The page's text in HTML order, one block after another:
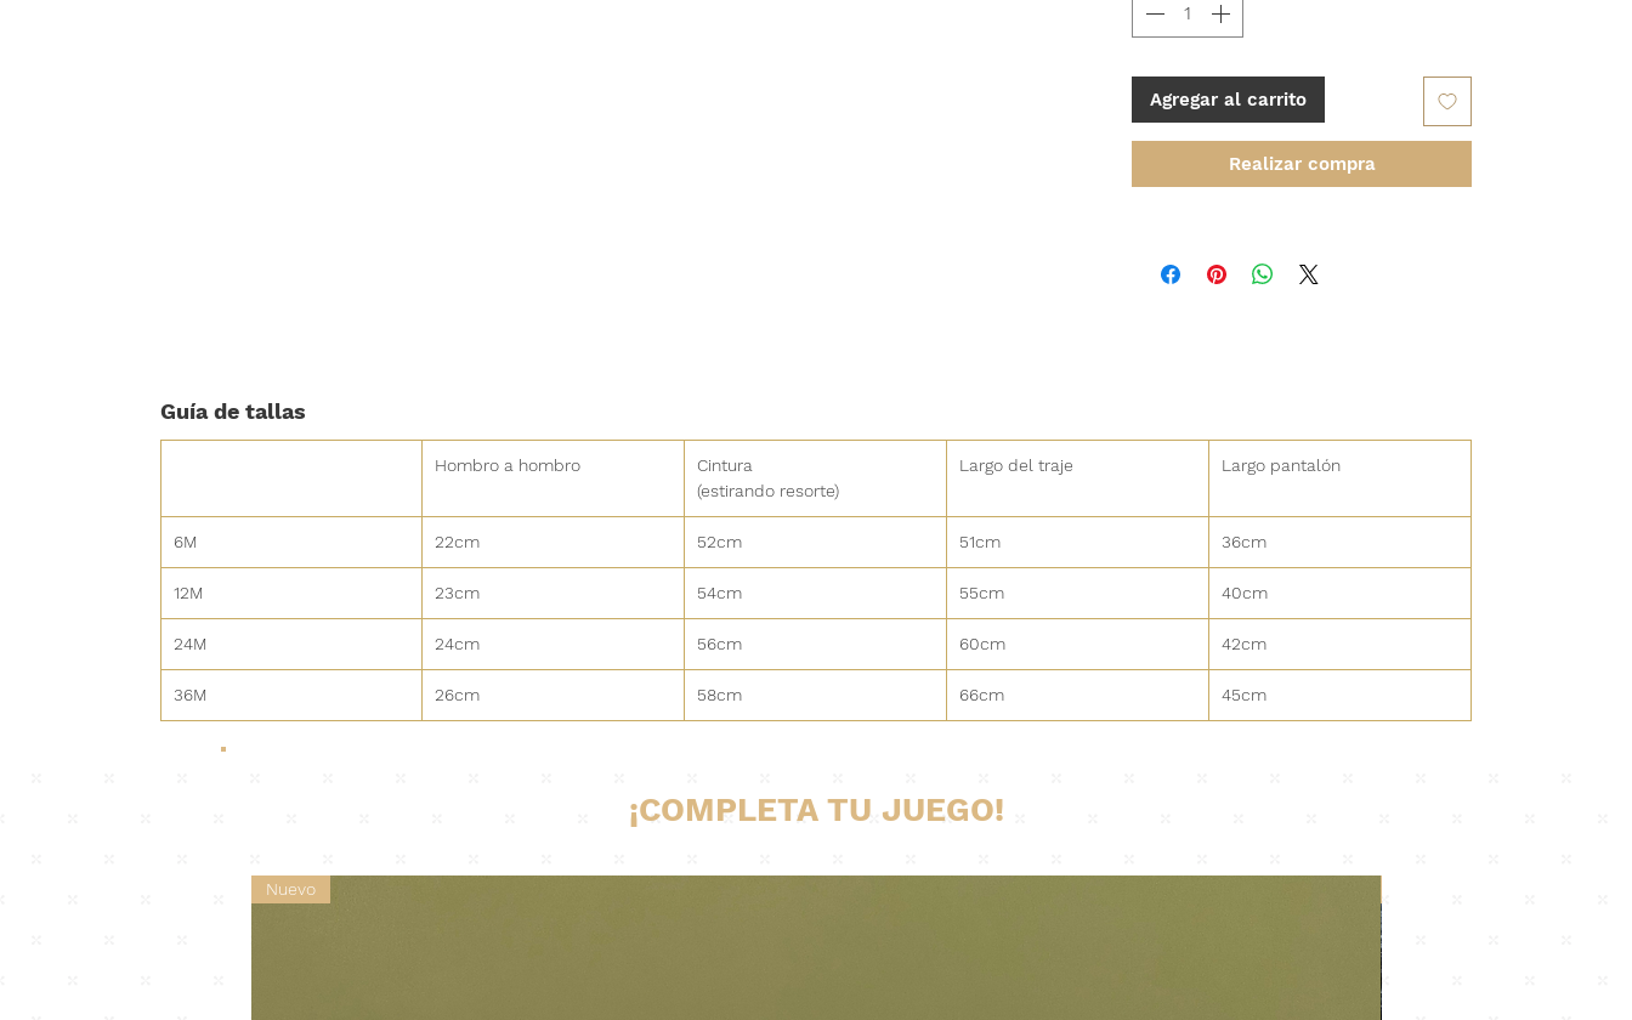
Agregar al carrito
Realizar compra
Guía de tallas
Hombro a hombro
Cintura
(estirando resorte)
Largo del traje Largo pantalón
6M 22cm 52cm 51cm 36cm
12M 23cm 54cm 55cm 40cm
24M 24cm 56cm 60cm 42cm
36M 26cm 58cm 66cm 45cm
¡COMPLETA TU JUEGO!
Nuevo